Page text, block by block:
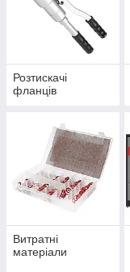
Розтискачі
фланців
Витратні
матеріали